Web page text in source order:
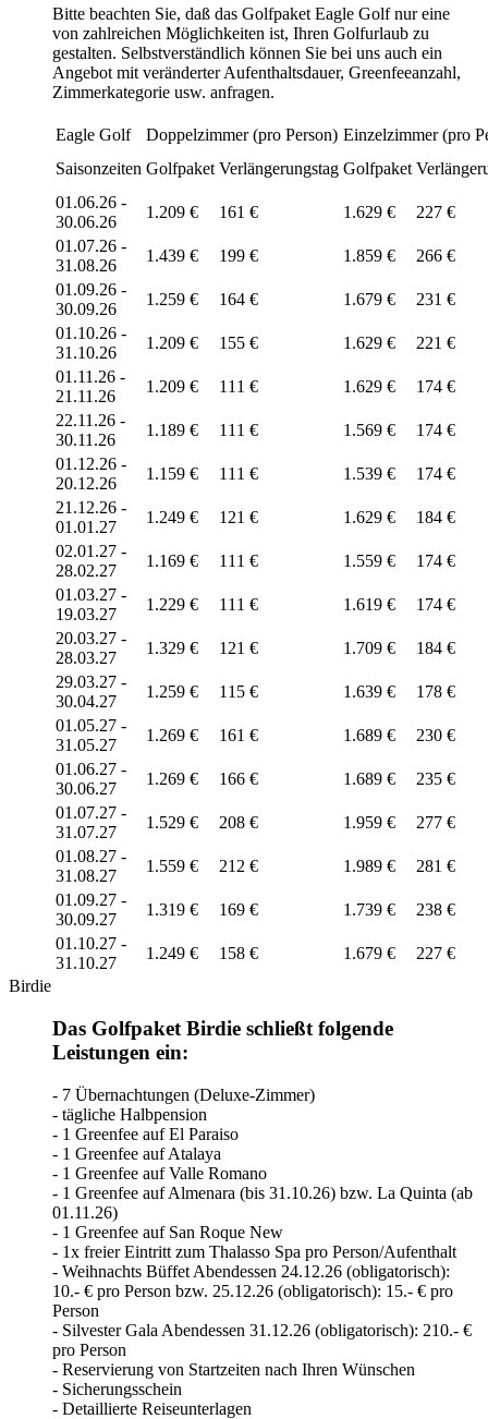
Bitte beachten Sie, daß das Golfpaket Eagle Golf nur eine
von zahlreichen Möglichkeiten ist, Ihren Golfurlaub zu
gestalten. Selbstverständlich können Sie bei uns auch ein
Angebot mit veränderter Aufenthaltsdauer, Greenfeeanzahl,
Zimmerkategorie usw. anfragen.
Eagle Golf Doppelzimmer (pro Person) Einzelzimmer (pro
Saisonzeiten Golfpaket Verlängerungstag Golfpaket
01.06.26 -
30.06.26
1.209 € 161 € 1.629 €
227 €
01.07.26 -
31.08.26
1.439 € 199 € 1.859 €
266 €
01.09.26 -
30.09.26
1.259 € 164 € 1.679 €
231 €
01.10.26 -
31.10.26
1.209 € 155 € 1.629 €
221 €
01.11.26 -
21.11.26
1.209 € 111 € 1.629 €
174 €
22.11.26 -
30.11.26
1.189 € 111 € 1.569 €
174 €
01.12.26 -
20.12.26
1.159 € 111 € 1.539 €
174 €
21.12.26 -
01.01.27
1.249 € 121 € 1.629 €
184 €
02.01.27 -
28.02.27
1.169 € 111 € 1.559 €
174 €
01.03.27 -
19.03.27
1.229 € 111 € 1.619 €
174 €
20.03.27 -
28.03.27
1.329 € 121 € 1.709 €
184 €
29.03.27 -
30.04.27
1.259 € 115 € 1.639 €
178 €
01.05.27 -
31.05.27
1.269 € 161 € 1.689 €
230 €
01.06.27 -
30.06.27
1.269 € 166 € 1.689 €
235 €
01.07.27 -
31.07.27
1.529 € 208 € 1.959 €
277 €
01.08.27 -
31.08.27
1.559 € 212 € 1.989 €
281 €
01.09.27 -
30.09.27
1.319 € 169 € 1.739 €
238 €
01.10.27 -
31.10.27
1.249 € 158 € 1.679 €
227 €
Birdie
Das Golfpaket Birdie schließt folgende
Leistungen ein:
- 7 Übernachtungen (Deluxe-Zimmer)
- tägliche Halbpension
- 1 Greenfee auf El Paraiso
- 1 Greenfee auf Atalaya
- 1 Greenfee auf Valle Romano
- 1 Greenfee auf Almenara (bis 31.10.26) bzw. La Quinta (ab
01.11.26)
- 1 Greenfee auf San Roque New
- 1x freier Eintritt zum Thalasso Spa pro Person/Aufenthalt
- Weihnachts Büffet Abendessen 24.12.26 (obligatorisch):
10.- € pro Person bzw. 25.12.26 (obligatorisch): 15.- € pro
Person
- Silvester Gala Abendessen 31.12.26 (obligatorisch): 210.- €
pro Person
- Reservierung von Startzeiten nach Ihren Wünschen
- Sicherungsschein
- Detaillierte Reiseunterlagen